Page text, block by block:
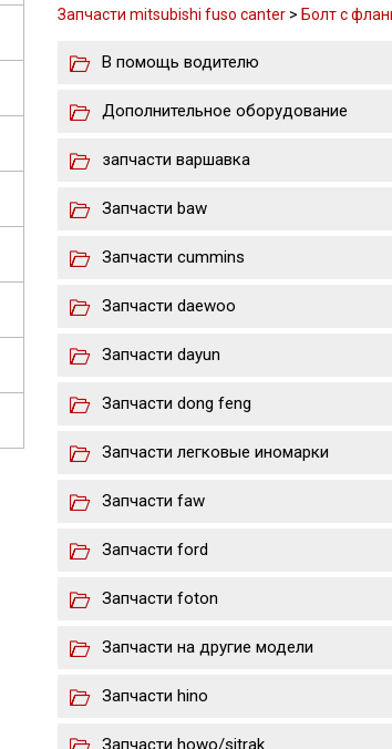
Запчасти mitsubishi fuso canter> Болт с
В помощь водителю
Дополнительное оборудование
запчасти варшавка
Запчасти baw
Запчасти cummins
Запчасти daewoo
Запчасти dayun
Запчасти dong feng
Запчасти легковые иномарки
Запчасти faw
Запчасти ford
Запчасти foton
Запчасти на другие модели
Запчасти hino
Запчасти howo/sitrak